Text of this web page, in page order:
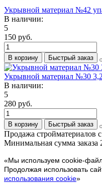
Укрывной материал №42
В наличии:
5
150 руб.
В корзину Быстрый заказ
Укрывной материал №30
В наличии:
5
280 руб.
В корзину Быстрый заказ
Продажа стройматериалов
Минимальная сумма заказа
«Мы используем cookie-
Продолжая использовать
использования cookie»